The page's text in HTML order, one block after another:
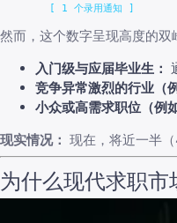
然而，这个数字呈现高度的
入门级与应届毕业生 ：
竞争异常激烈的行业（
小众或高需求职位（例
现实情况： 现在，将近一半
为什么现代求职市